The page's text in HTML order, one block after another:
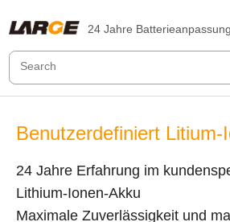
24 Jahre Batterieanpassung
Benutzerdefiniert Litium-
24 Jahre Erfahrung im
Lithium-Ionen-Akku
Maximale Zuverlässigkeit und